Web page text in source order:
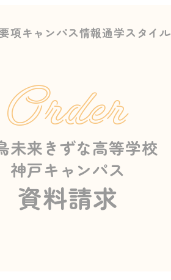
項キャンパス情報通学スタイル
Order
未来きずな高等学校
神戸キャンパス
資料請求